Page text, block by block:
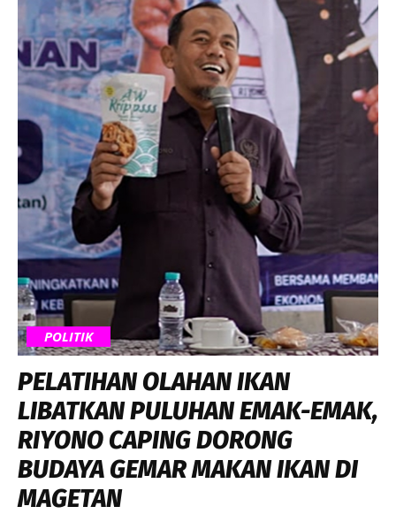
POLITIK
PELATIHAN OLAHAN IKAN
LIBATKAN PULUHAN EMAK-EMAK,
RIYONO CAPING DORONG
BUDAYA GEMAR MAKAN IKAN DI
MAGETAN